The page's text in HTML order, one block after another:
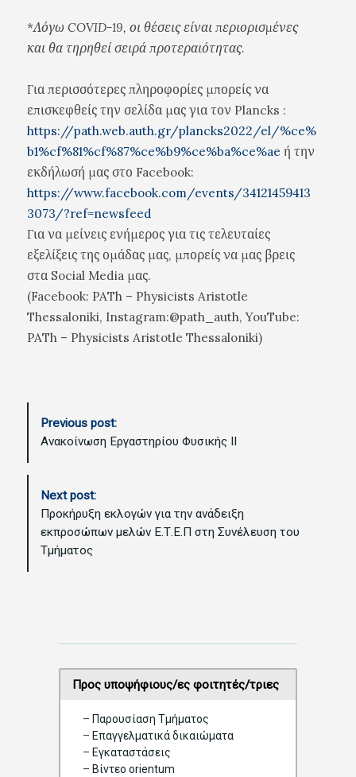
*Λόγω COVID-19, οι θέσεις είναι περιορισμένες
και θα τηρηθεί σειρά προτεραιότητας.
Για περισσότερες πληροφορίες μπορείς να
επισκεφθείς την σελίδα μας για τον Plancks :
https://path.web.auth.gr/plancks2022/el/%ce%
b1%cf%81%cf%87%ce%b9%ce%ba%ce%ae ή την
εκδήλωσή μας στο Facebook:
https://www.facebook.com/events/34121459413
3073/?ref=newsfeed
Για να μείνεις ενήμερος για τις τελευταίες
εξελίξεις της ομάδας μας, μπορείς να μας βρεις
στα Social Media μας.
(Facebook: PATh – Physicists Aristotle
Thessaloniki, Instagram:@path_auth, YouTube:
PATh – Physicists Aristotle Thessaloniki)
t
a
Previous post:
Ανακοίνωση Εργαστηρίου Φυσικής ΙΙ
Next post:
Προκήρυξη εκλογών για την ανάδειξη
εκπροσώπων μελών Ε.Τ.Ε.Π στη Συνέλευση του
Τμήματος
Προς υποψήφιους/ες φοιτητές/τριες
– Παρουσίαση Τμήματος
– Επαγγελματικά δικαιώματα
– Eγκαταστάσεις
– Βίντεο orientum